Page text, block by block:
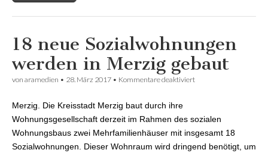
18 neue Sozialwohnungen
werden in Merzig gebaut
von aramedien • 28. März 2017 • Kommentare deaktiviert
Merzig. Die Kreisstadt Merzig baut durch ihre
Wohnungsgesellschaft derzeit im Rahmen des sozialen
Wohnungsbaus zwei Mehrfamilienhäuser mit insgesamt 18
Sozialwohnungen. Dieser Wohnraum wird dringend benötigt, um